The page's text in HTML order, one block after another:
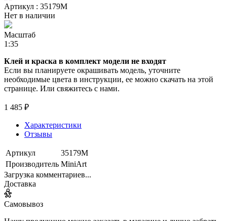
Артикул : 35179М
Нет в наличии
Масштаб
1:35
Клей и краска в комплект модели не входят
Если вы планируете окрашивать модель, уточните
необходимые цвета в инструкции, ее можно скачать на этой
странице. Или свяжитесь с нами.
1 485 ₽
Характеристики
Отзывы
Артикул
35179М
Производитель MiniArt
Загрузка комментариев...
Доставка
Самовывоз